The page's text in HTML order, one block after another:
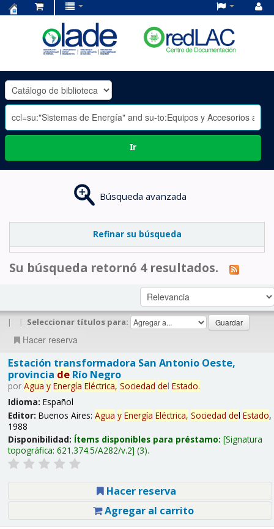
OLADE
-
Ir
Búsqueda avanzada
Refinar su búsqueda
Su búsqueda retornó 4 resultados.
| | Seleccionar títulos para:
Hacer reserva
Estación transformadora San Antonio Oeste,
provincia deRío Negro
por Agua y Energía Eléctrica, Sociedad del Estado.
Idioma: Español
Editor: Buenos Aires: Agua y Energía Eléctrica, Sociedad del Estado,
1988
Disponibilidad: Ítems disponibles para préstamo: Signatura
topográfica: 621.374.5/A282/v.2 (3).
Hacer reserva
Agregar al carrito